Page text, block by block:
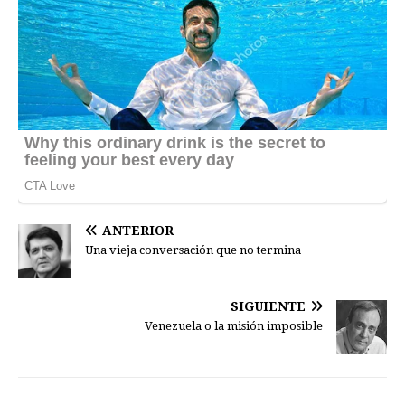
ANTERIOR
Una vieja conversación que no termina
SIGUIENTE
Venezuela o la misión imposible